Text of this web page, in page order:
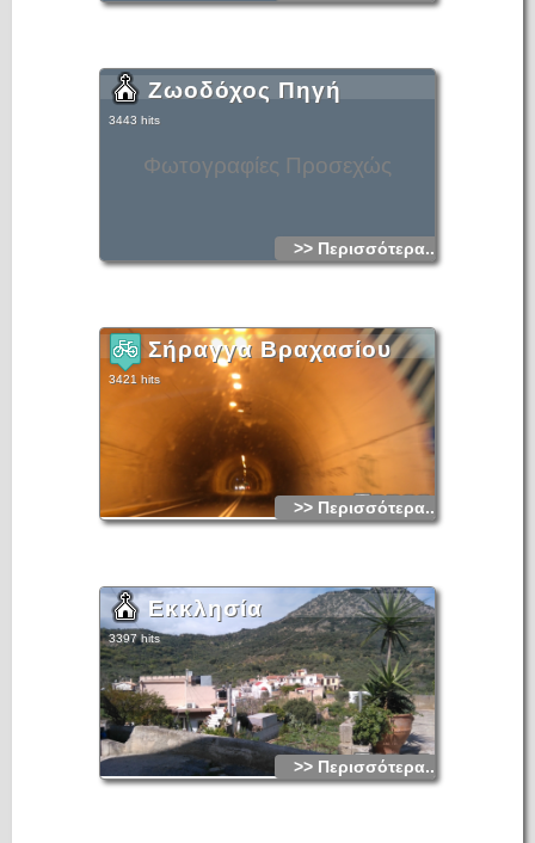
Φωτογραφίες Προσεχώς
Ζωοδόχος Πηγή
3443 hits
>> Περισσότερα...
Σήραγγα Βραχασίου
3421 hits
>> Περισσότερα...
Εκκλησία
3397 hits
>> Περισσότερα...